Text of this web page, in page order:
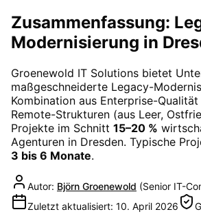
Zusammenfassung:
Modernisierung in
Groenewold IT Solutions bietet
maßgeschneiderte Legacy-
Kombination aus Enterprise-
Remote-Strukturen (aus Leer,
Projekte im Schnitt 15–20 %
Agenturen in Dresden. Typische
3 bis 6 Monate.
Autor: Björn Groenewold (Senior IT-
Zuletzt aktualisiert: 10. April 2026